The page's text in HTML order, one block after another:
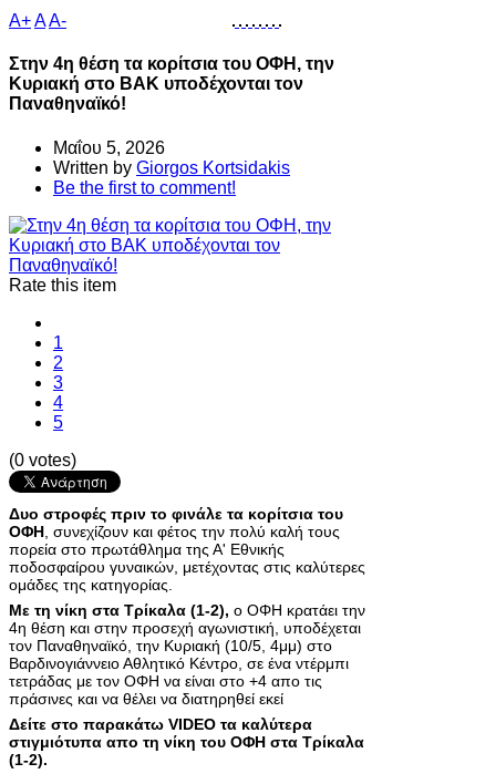
A+AA-
Στην 4η θέση τα κορίτσια του ΟΦΗ, την
Κυριακή στο ΒΑΚ υποδέχονται τον
Παναθηναϊκό!
Μαΐου 5, 2026
Written by Giorgos Kortsidakis
Be the first to comment!
Rate this item
1
2
3
4
5
(0 votes)
Δυο στροφές πριν το φινάλε τα κορίτσια του
ΟΦΗ , συνεχίζουν και φέτος την πολύ καλή τους
πορεία στο πρωτάθλημα της Α' Εθνικής
ποδοσφαίρου γυναικών, μετέχοντας στις καλύτερες
ομάδες της κατηγορίας.
Με τη νίκη στα Τρίκαλα (1-2), ο ΟΦΗ κρατάει την
4η θέση και στην προσεχή αγωνιστική, υποδέχεται
τον Παναθηναϊκό, την Κυριακή (10/5, 4μμ) στο
Βαρδινογιάννειο Αθλητικό Κέντρο, σε ένα ντέρμπι
τετράδας με τον ΟΦΗ να είναι στο +4 απο τις
πράσινες και να θέλει να διατηρηθεί εκεί
Δείτε στο παρακάτω VIDEO τα καλύτερα
στιγμιότυπα απο τη νίκη του ΟΦΗ στα Τρίκαλα
(1-2).